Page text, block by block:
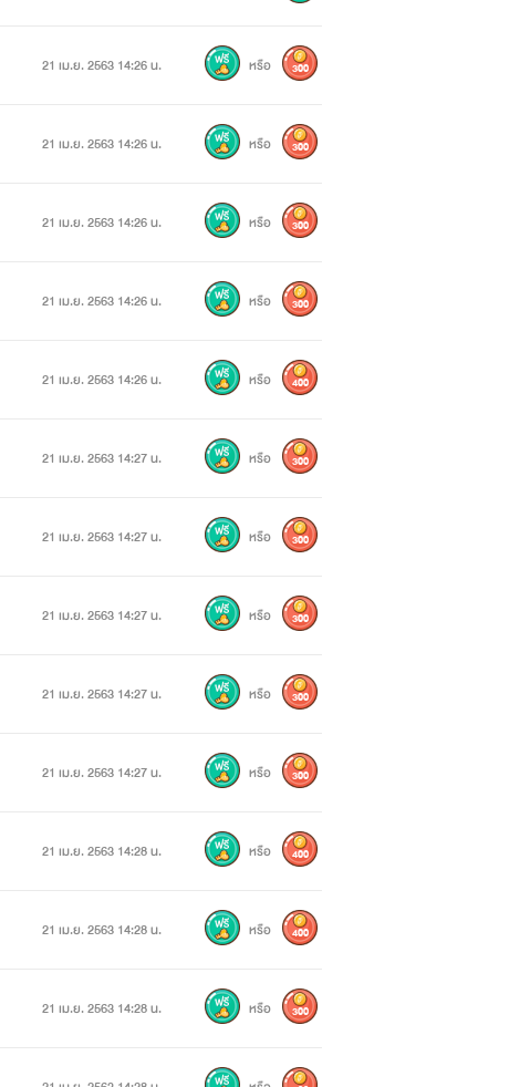
งานที่ผับและใจเอยมีโอกาสได้เป็นดีเจสุด
นไหนได้เลย
สาบานกับตัวเองว่าถ้ามีโอกาสแก้แค้นสอง
21 เม.ย. 2563 14:26 น. หรือ 300
21 เม.ย. 2563 14:26 น. หรือ 300
21 เม.ย. 2563 14:26 น. หรือ 300
21 เม.ย. 2563 14:26 น. หรือ 300
21 เม.ย. 2563 14:26 น. หรือ 400
21 เม.ย. 2563 14:27 น. หรือ 300
21 เม.ย. 2563 14:27 น. หรือ 300
21 เม.ย. 2563 14:27 น. หรือ 300
21 เม.ย. 2563 14:27 น. หรือ 300
21 เม.ย. 2563 14:27 น. หรือ 300
21 เม.ย. 2563 14:28 น. หรือ 400
21 เม.ย. 2563 14:28 น. หรือ 400
21 เม.ย. 2563 14:28 น. หรือ 300